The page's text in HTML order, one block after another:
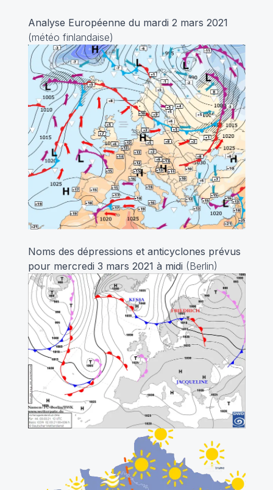
Analyse Européenne du mardi 2 mars 2021
(météo finlandaise)
Noms des dépressions et anticyclones prévus
pour mercredi 3 mars 2021 à midi (Berlin)